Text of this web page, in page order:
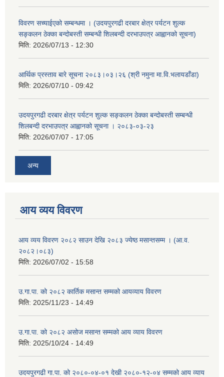
विवरण सच्याईएको सम्बन्धमा । (उदयपुरगढी दरबार क्षेत्र पर्यटन शुल्क
सङ्कलन ठेक्का बन्दोबस्ती सम्बन्धी शिलबन्दी दरभाउपत्र आह्वानको सूचना)
मिति: 2026/07/13 - 12:30
आर्थिक प्रस्ताव बारे सूचना २०८३।०३।२६ (श्री नमुना मा.वि.भलायडाँडा)
मिति: 2026/07/10 - 09:42
उदयपुरगढी दरबार क्षेत्र पर्यटन शुल्क सङ्कलन ठेक्का बन्दोबस्ती सम्बन्धी
शिलबन्दी दरभाउपत्र आह्वानको सूचना । २०८३-०३-२३
मिति: 2026/07/07 - 17:05
अन्य
आय व्यय विवरण
आय व्यय विवरण २०८२ साउन देखि २०८३ ज्येष्ठ मसान्तसम्म । (आ.व.
२०८२।०८३)
मिति: 2026/07/02 - 15:58
उ.गा.पा. को २०८२ कार्तिक मसान्त सम्मको आयव्याय विवरण
मिति: 2025/11/23 - 14:49
उ.गा.पा. को २०८२ असोज मसान्त सम्मको आय व्याय विवरण
मिति: 2025/10/24 - 14:49
उदयपुरगढी गा.पा. को २०८०-०४-०१ देखी २०८०-१२-०४ सम्मको आय व्याय